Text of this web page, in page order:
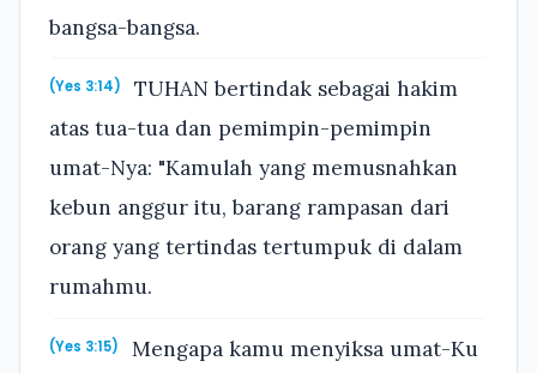
bangsa-bangsa.
(Yes 3:14)
TUHAN bertindak sebagai hakim
atas tua-tua dan pemimpin-pemimpin
umat-Nya: "Kamulah yang memusnahkan
kebun anggur itu, barang rampasan dari
orang yang tertindas tertumpuk di dalam
rumahmu.
(Yes 3:15)
Mengapa kamu menyiksa umat-Ku